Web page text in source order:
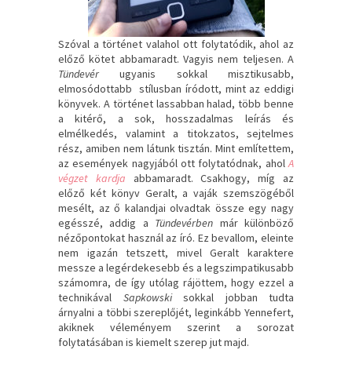
Szóval a történet valahol ott folytatódik, ahol az
előző kötet abbamaradt. Vagyis nem teljesen. A
Tündevérugyanis sokkal misztikusabb,
elmosódottabb stílusban íródott, mint az eddigi
könyvek. A történet lassabban halad, több benne
a kitérő, a sok, hosszadalmas leírás és
elmélkedés, valamint a titokzatos, sejtelmes
rész, amiben nem látunk tisztán. Mint említettem,
az események nagyjából ott folytatódnak, aholA
végzet kardja
abbamaradt. Csakhogy, míg az
előző két könyv Geralt, a vaják szemszögéből
mesélt, az ő kalandjai olvadtak össze egy nagy
egésszé, addig a Tündevérben már különböző
nézőpontokat használ az író. Ez bevallom, eleinte
nem igazán tetszett, mivel Geralt karaktere
messze a legérdekesebb és a legszimpatikusabb
számomra, de így utólag rájöttem, hogy ezzel a
technikával Sapkowskisokkal jobban tudta
árnyalni a többi szereplőjét, leginkább Yennefert,
akiknek véleményem szerint a sorozat
folytatásában is kiemelt szerep jut majd.